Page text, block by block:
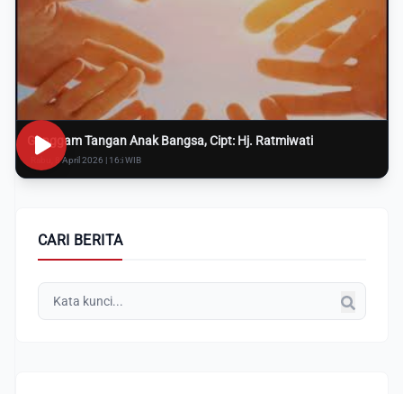
Genggam Tangan Anak Bangsa, Cipt: Hj. Ratmiwati
Rabu, 8 April 2026 | 16:i WIB
CARI BERITA